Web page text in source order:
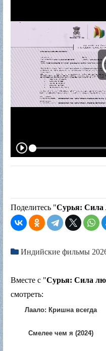
Поделитесь "Сурья: Сила
Индийские фильмы
Вместе с "Сурья: Сила
смотреть:
Лаало: Кришна всегда
Смелее чем я (2024)